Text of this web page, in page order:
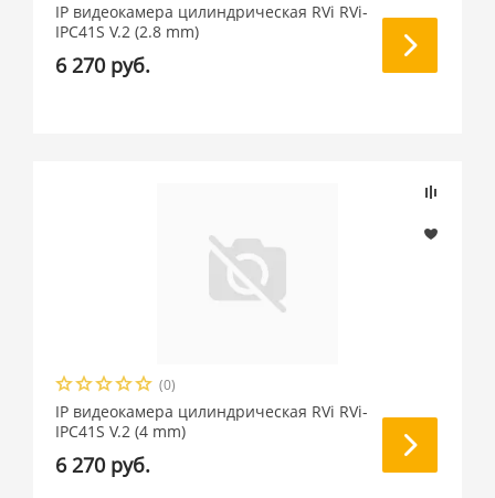
IP видеокамера цилиндрическая RVi RVi-
IPC41S V.2 (2.8 mm)
6 270 руб.
(0)
IP видеокамера цилиндрическая RVi RVi-
IPC41S V.2 (4 mm)
6 270 руб.